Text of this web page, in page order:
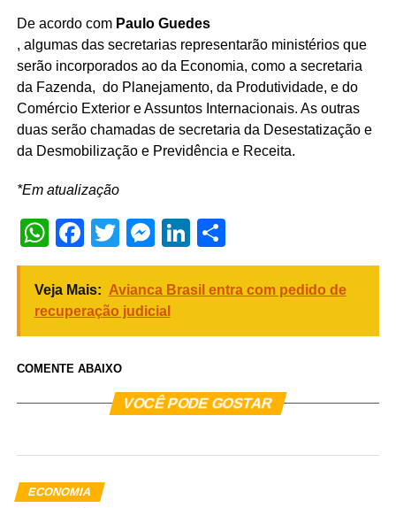
De acordo com Paulo Guedes
, algumas das secretarias representarão ministérios que
serão incorporados ao da Economia, como a secretaria
da Fazenda, do Planejamento, da Produtividade, e do
Comércio Exterior e Assuntos Internacionais. As outras
duas serão chamadas de secretaria da Desestatização e
da Desmobilização e Previdência e Receita.
*Em atualização
WhatsApp
Facebook
TwitterMessenger
LinkedIn
Veja Mais: Avianca Brasil entra com pedido de
recuperação judicial
COMENTE ABAIXO
VOCÊ PODE GOSTAR
ECONOMIA